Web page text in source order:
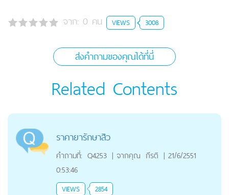
จาก: 0 คน VIEWS 3008
ส่งคำถามของคุณได้ที่นี่
Related Contents
ราคายารักษาสิว
คำถามที่: Q4253 | จากคุณ กีรติ | 21/6/2551
0:53:46
VIEWS 2854